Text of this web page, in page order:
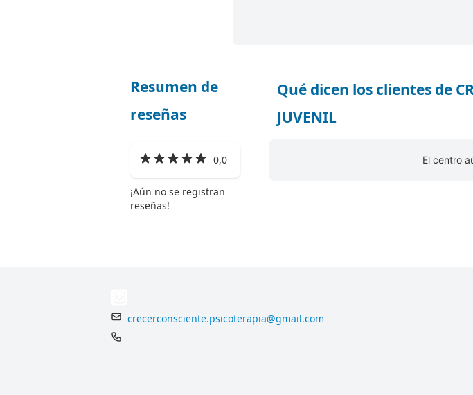
Resumen de
reseñas
0,0
¡Aún no se registran
reseñas!
Qué dicen los clientes de
JUVENIL
El centro
crecerconsciente.psicoterapia@gmail.com